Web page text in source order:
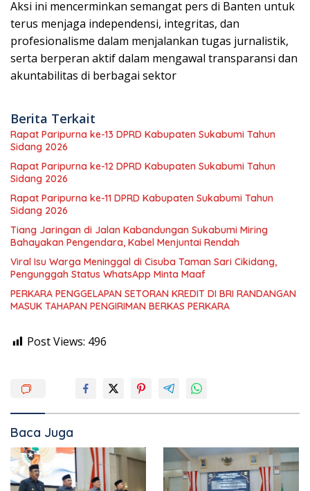
Aksi ini mencerminkan semangat pers di Banten untuk
terus menjaga independensi, integritas, dan
profesionalisme dalam menjalankan tugas jurnalistik,
serta berperan aktif dalam mengawal transparansi dan
akuntabilitas di berbagai sektor
Berita Terkait
Rapat Paripurna ke-13 DPRD Kabupaten Sukabumi Tahun
Sidang 2026
Rapat Paripurna ke-12 DPRD Kabupaten Sukabumi Tahun
Sidang 2026
Rapat Paripurna ke-11 DPRD Kabupaten Sukabumi Tahun
Sidang 2026
Tiang Jaringan di Jalan Kabandungan Sukabumi Miring
Bahayakan Pengendara, Kabel Menjuntai Rendah
Viral Isu Warga Meninggal di Cisuba Taman Sari Cikidang,
Pengunggah Status WhatsApp Minta Maaf
PERKARA PENGGELAPAN SETORAN KREDIT DI BRI RANDANGAN
MASUK TAHAPAN PENGIRIMAN BERKAS PERKARA
Post Views: 496
Baca Juga